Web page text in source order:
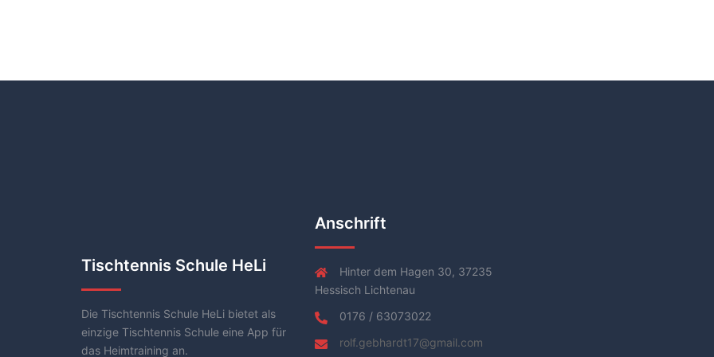
Tischtennis Schule HeLi
Die Tischtennis Schule HeLi bietet als
einzige Tischtennis Schule eine App für
das Heimtraining an.
Anschrift
Hinter dem Hagen 30, 37235
Hessisch Lichtenau
0176 / 63073022
rolf.gebhardt17@gmail.com